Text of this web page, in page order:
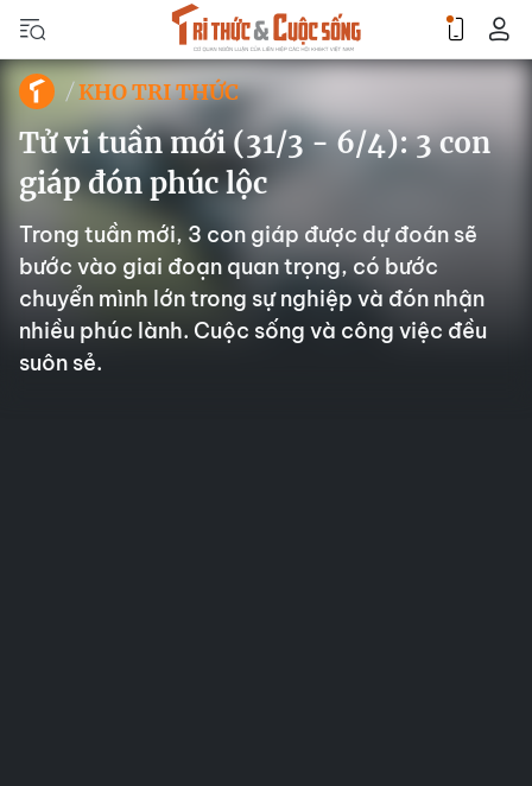
KHO TRI THỨC
Tử vi tuần mới (31/3 - 6/4): 3 con
giáp đón phúc lộc
Trong tuần mới, 3 con giáp được dự đoán sẽ
bước vào giai đoạn quan trọng, có bước
chuyển mình lớn trong sự nghiệp và đón nhận
nhiều phúc lành. Cuộc sống và công việc đều
suôn sẻ.